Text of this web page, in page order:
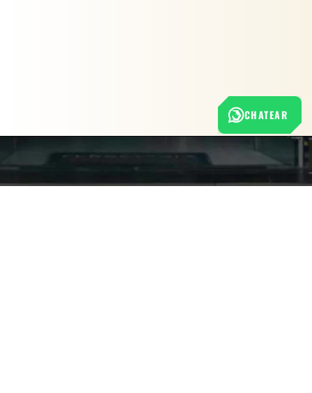
Nuestra empresa
CHATEAR